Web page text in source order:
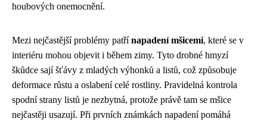
houbových onemocnění.
Mezi nejčastější problémy patřínapadení mšicemi, které se v
interiéru mohou objevit i během zimy. Tyto drobné hmyzí
škůdce sají šťávy z mladých výhonků a listů, což způsobuje
deformace růstu a oslabení celé rostliny. Pravidelná kontrola
spodní strany listů je nezbytná, protože právě tam se mšice
nejčastěji usazují. Při prvních známkách napadení pomáhá